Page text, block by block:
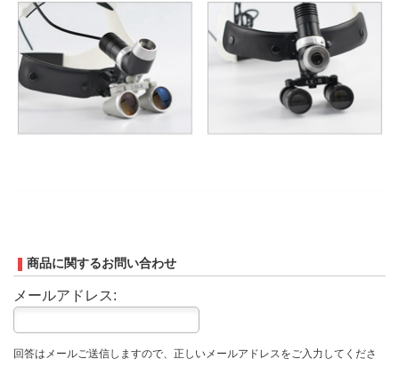
商品に関するお問い合わせ
メールアドレス:
回答はメールご送信しますので、正しいメールアドレスをご入力してくださ